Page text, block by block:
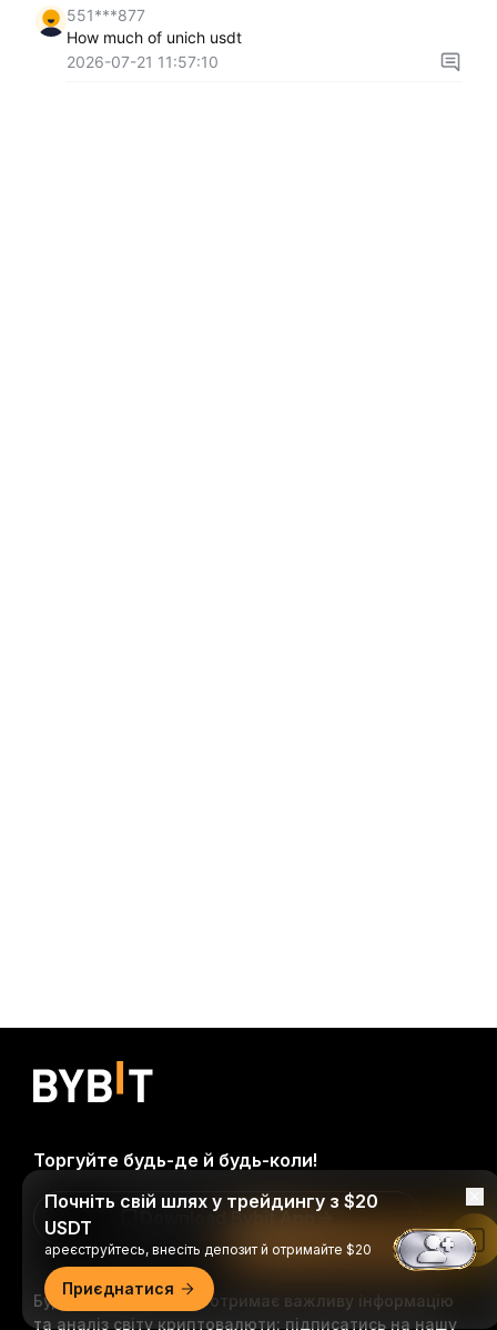
551***877
How much of unich usdt
2026-07-21 11:57:10
Будьте першими, хто отримає важливу інформацію
та аналіз світу криптовалюти: підписатись на нашу
Торгуйте будь-де й будь-коли!
Download Bybit App
Почніть свій шлях у трейдингу з $20
USDT
ареєструйтесь, внесіть депозит й отримайте $20
Приєднатися
Читати в застосунку Bybit